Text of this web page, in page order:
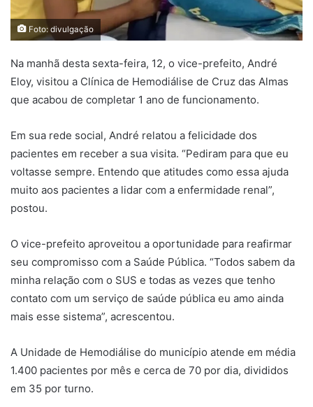
Foto: divulgação
Na manhã desta sexta-feira, 12, o vice-prefeito, André
Eloy, visitou a Clínica de Hemodiálise de Cruz das Almas
que acabou de completar 1 ano de funcionamento.
Em sua rede social, André relatou a felicidade dos
pacientes em receber a sua visita. “Pediram para que eu
voltasse sempre. Entendo que atitudes como essa ajuda
muito aos pacientes a lidar com a enfermidade renal”,
postou.
O vice-prefeito aproveitou a oportunidade para reafirmar
seu compromisso com a Saúde Pública. “Todos sabem da
minha relação com o SUS e todas as vezes que tenho
contato com um serviço de saúde pública eu amo ainda
mais esse sistema”, acrescentou.
A Unidade de Hemodiálise do município atende em média
1.400 pacientes por mês e cerca de 70 por dia, divididos
em 35 por turno.